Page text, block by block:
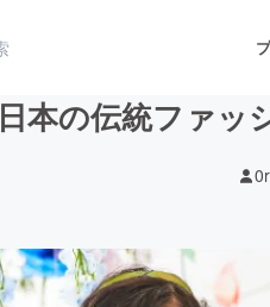
音楽
日本の伝統ファ